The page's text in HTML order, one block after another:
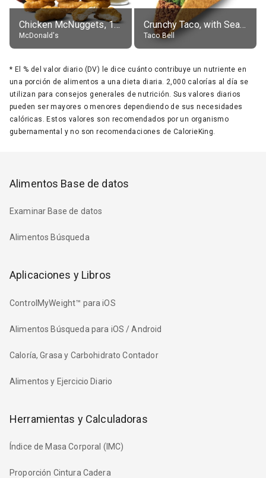
Chicken McNuggets, 10 pieces, without sauce
McDonald's
Crunchy Taco, with Seasoned Beef
Taco Bell
* El % del valor diario (DV) le dice cuánto contribuye un nutriente en
una porción de alimentos a una dieta diaria. 2,000 calorías al día se
utilizan para consejos generales de nutrición. Sus valores diarios
pueden ser mayores o menores dependiendo de sus necesidades
calóricas. Estos valores son recomendados por un organismo
gubernamental y no son recomendaciones de CalorieKing.
Alimentos Base de datos
Examinar Base de datos
Alimentos Búsqueda
Aplicaciones y Libros
ControlMyWeight™ para iOS
Alimentos Búsqueda para iOS / Android
Caloría, Grasa y Carbohidrato Contador
Alimentos y Ejercicio Diario
Herramientas y Calculadoras
Índice de Masa Corporal (IMC)
Proporción Cintura Cadera